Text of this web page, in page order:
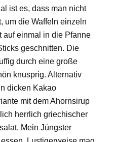
ist es, dass man nicht
um die Waffeln einzeln
auf einmal in die Pfanne
geschnitten. Die
durch eine große
knusprig. Alternativ
dicken Kakao
mit dem Ahornsirup
herrlich griechischer
Mein Jüngster